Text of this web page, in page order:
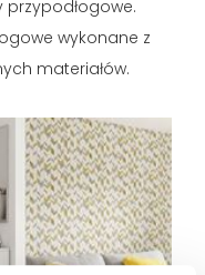
przypodłogowe.
wykonane z
materiałów.